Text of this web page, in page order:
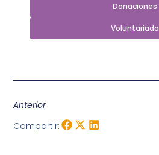
Donaciones
Voluntariado
Anterior
Compartir: